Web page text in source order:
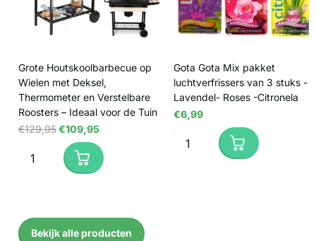
Grote Houtskoolbarbecue op
Wielen met Deksel,
Thermometer en Verstelbare
Roosters – Ideaal voor de Tuin
€129,95€109,95
Gota Gota Mix pakket
luchtverfrissers van 3 stuks -
Lavendel- Roses -Citronela
€6,99
Bekijk alle producten